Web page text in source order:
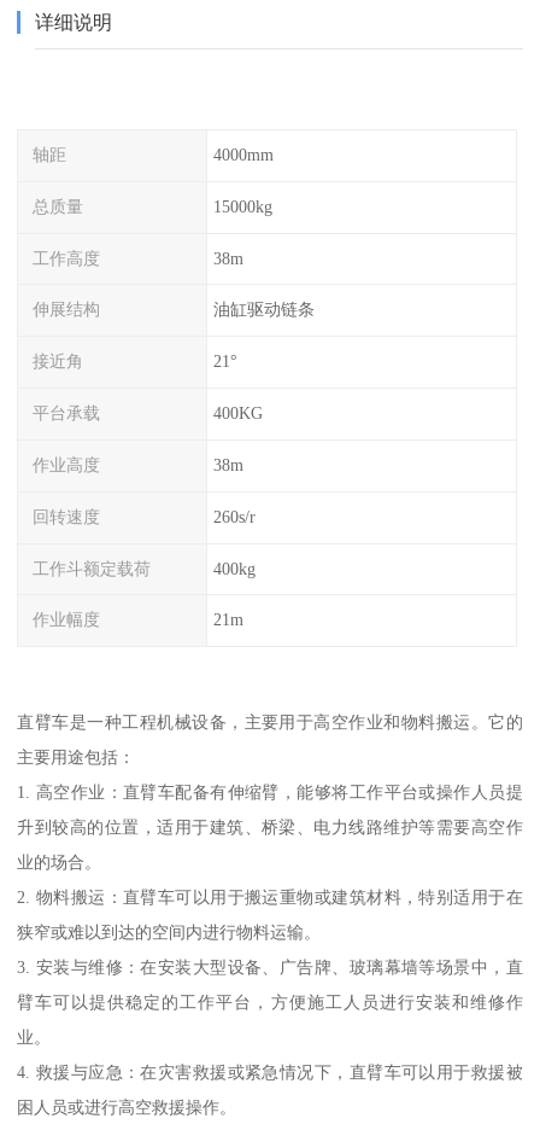
详细说明
轴距 4000mm
总质量 15000kg
工作高度 38m
伸展结构 油缸驱动链条
接近角 21°
平台承载 400KG
作业高度 38m
回转速度 260s/r
工作斗额定载荷 400kg
作业幅度 21m
直臂车是一种工程机械设备，主要用于高空作业和物料搬运。它的
主要用途包括：
1. 高空作业：直臂车配备有伸缩臂，能够将工作平台或操作人员提
升到较高的位置，适用于建筑、桥梁、电力线路维护等需要高空作
业的场合。
2. 物料搬运：直臂车可以用于搬运重物或建筑材料，特别适用于在
狭窄或难以到达的空间内进行物料运输。
3. 安装与维修：在安装大型设备、广告牌、玻璃幕墙等场景中，直
臂车可以提供稳定的工作平台，方便施工人员进行安装和维修作
业。
4. 救援与应急：在灾害救援或紧急情况下，直臂车可以用于救援被
困人员或进行高空救援操作。